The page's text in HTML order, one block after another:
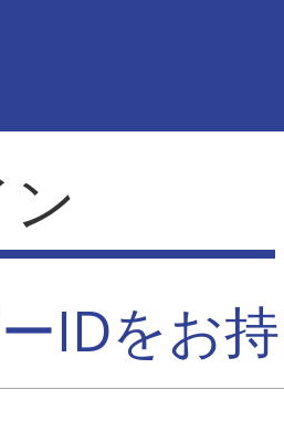
IDをお